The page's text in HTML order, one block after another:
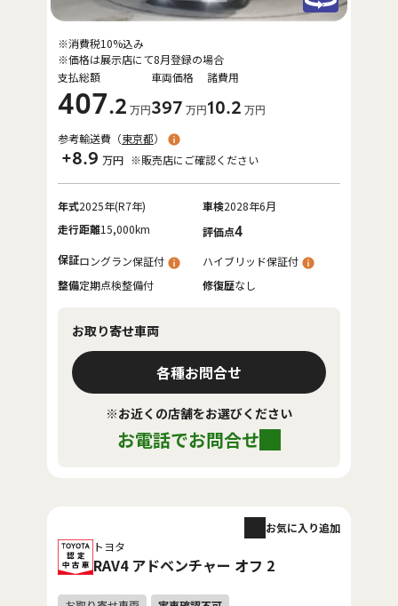
支払総額
407.2 万円
車両価格
397 万円
諸費用
10.2 万円
※消費税10%込み
※価格は展示店にて8月登録の場合
参考輸送費（東京都）
+8.9 万円 ※販売店にご確認ください
年式2025年(R7年) 車検2028年6月
走行距離15,000km 評価点4
保証ロングラン保証付
ハイブリッド保証付
整備定期点検整備付 修復歴なし
お取り寄せ車両
各種お問合せ
※お近くの店舗をお選びください
お電話でお問合せ
トヨタ
RAV4 アドベンチャー オフ 2
お気に入り追加